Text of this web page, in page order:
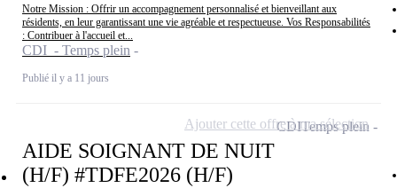
Notre Mission : Offrir un accompagnement personnalisé et bienveillant aux
résidents, en leur garantissant une vie agréable et respectueuse. Vos Responsabilités
: Contribuer à l'accueil et...
CDI - Temps plein
Publié il y a 11 jours
AIDE SOIGNANT DE NUIT
(H/F) #TDFE2026 (H/F)
CDITemps plein
Ajouter cette offre à ma sélection